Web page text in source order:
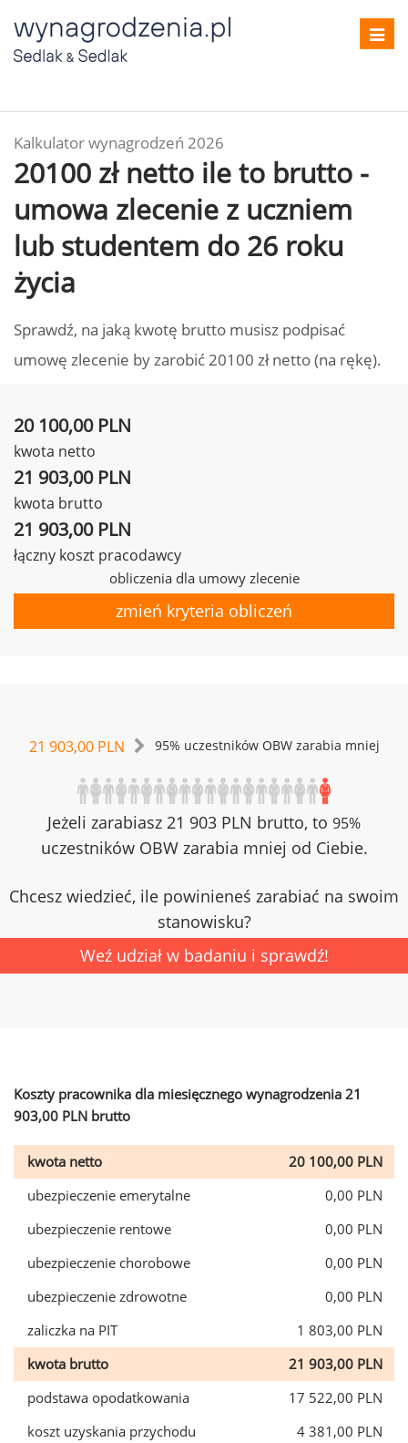
Kalkulator wynagrodzeń 2026
20100 zł netto ile to brutto -
umowa zlecenie z uczniem
lub studentem do 26 roku
życia
Sprawdź, na jaką kwotę brutto musisz podpisać
umowę zlecenie by zarobić 20100 zł netto (na rękę).
20 100,00 PLN
kwota netto
21 903,00 PLN
kwota brutto
21 903,00 PLN
łączny koszt pracodawcy
obliczenia dla umowy zlecenie
zmień kryteria obliczeń
21 903,00 PLN 95% uczestników OBW zarabia mniej
Jeżeli zarabiasz 21 903 PLN brutto, to 95%
uczestników OBW zarabia mniej od Ciebie.
Chcesz wiedzieć, ile powinieneś zarabiać na swoim
stanowisku?
Weź udział w badaniu i sprawdź!
Koszty pracownika dla miesięcznego wynagrodzenia 21
903,00 PLN brutto
kwota netto
20 100,00 PLN
ubezpieczenie emerytalne
0,00 PLN
ubezpieczenie rentowe
0,00 PLN
ubezpieczenie chorobowe
0,00 PLN
ubezpieczenie zdrowotne
0,00 PLN
zaliczka na PIT
1 803,00 PLN
kwota brutto
21 903,00 PLN
podstawa opodatkowania
17 522,00 PLN
koszt uzyskania przychodu
4 381,00 PLN